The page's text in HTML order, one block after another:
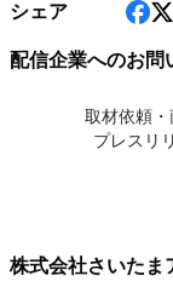
シェア
配信企業へのお問
取材依頼・
プレスリ
株式会社さいたま